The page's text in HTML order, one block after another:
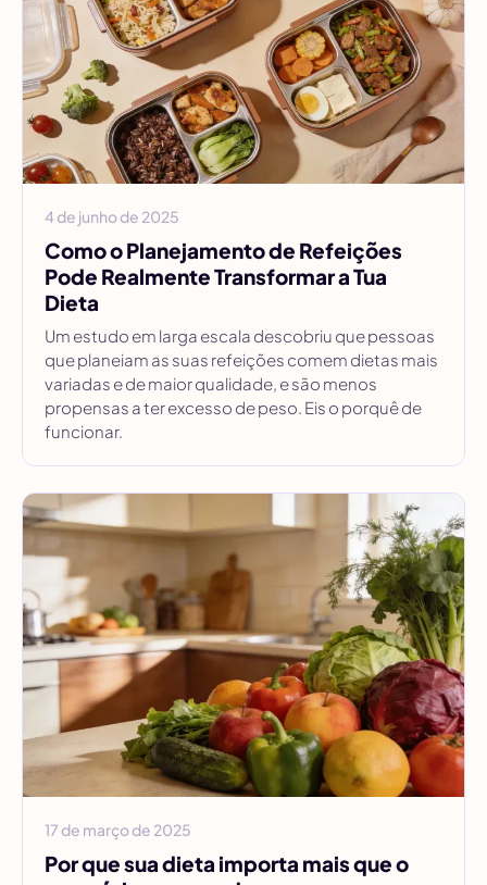
4 de junho de 2025
Como o Planejamento de Refeições
Pode Realmente Transformar a Tua
Dieta
Um estudo em larga escala descobriu que pessoas
que planeiam as suas refeições comem dietas mais
variadas e de maior qualidade, e são menos
propensas a ter excesso de peso. Eis o porquê de
funcionar.
17 de março de 2025
Por que sua dieta importa mais que o